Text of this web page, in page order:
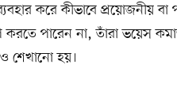
করে কীভাবে প্রয়োজনীয় বা
করতে পারেন না, তাঁরা ভয়েস
শেখানো হয়।